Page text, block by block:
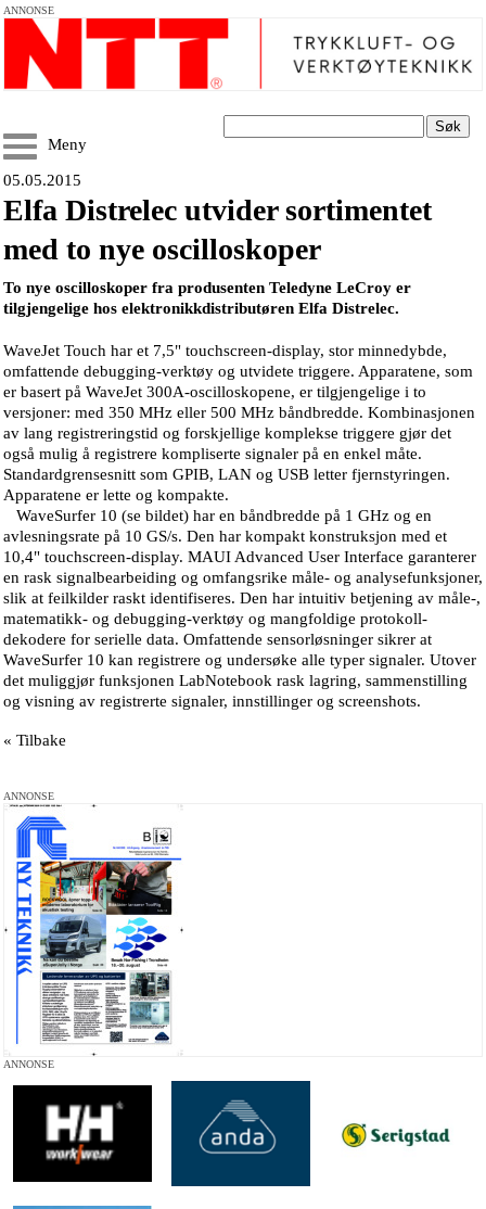
ANNONSE
Søk
Meny
05.05.2015
Elfa Distrelec utvider sortimentet
med to nye oscilloskoper
To nye oscilloskoper fra produsenten Teledyne LeCroy er
tilgjengelige hos elektronikkdistributøren Elfa Distrelec.
WaveJet Touch har et 7,5" touchscreen-display, stor minnedybde,
omfattende debugging-verktøy og utvidete triggere. Apparatene, som
er basert på WaveJet 300A-oscilloskopene, er tilgjengelige i to
versjoner: med 350 MHz eller 500 MHz båndbredde. Kombinasjonen
av lang registreringstid og forskjellige komplekse triggere gjør det
også mulig å registrere kompliserte signaler på en enkel måte.
Standardgrensesnitt som GPIB, LAN og USB letter fjernstyringen.
Apparatene er lette og kompakte.
WaveSurfer 10 (se bildet) har en båndbredde på 1 GHz og en
avlesningsrate på 10 GS/s. Den har kompakt konstruksjon med et
10,4" touchscreen-display. MAUI Advanced User Interface garanterer
en rask signalbearbeiding og omfangsrike måle- og analysefunksjoner,
slik at feilkilder raskt identifiseres. Den har intuitiv betjening av måle-,
matematikk- og debugging-verktøy og mangfoldige protokoll-
dekodere for serielle data. Omfattende sensorløsninger sikrer at
WaveSurfer 10 kan registrere og undersøke alle typer signaler. Utover
det muliggjør funksjonen LabNotebook rask lagring, sammenstilling
og visning av registrerte signaler, innstillinger og screenshots.
« Tilbake
ANNONSE
ANNONSE